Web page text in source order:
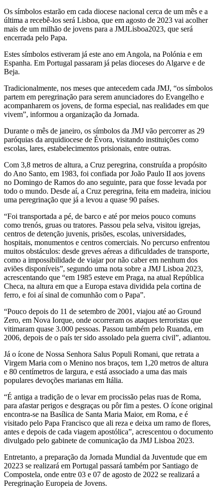
Os símbolos estarão em cada diocese nacional cerca de um mês e a
última a recebê-los será Lisboa, que em agosto de 2023 vai acolher
mais de um milhão de jovens para a JMJLisboa2023, que será
encerrada pelo Papa.
Estes símbolos estiveram já este ano em Angola, na Polónia e em
Espanha. Em Portugal passaram já pelas dioceses do Algarve e de
Beja.
Tradicionalmente, nos meses que antecedem cada JMJ, “os símbolos
partem em peregrinação para serem anunciadores do Evangelho e
acompanharem os jovens, de forma especial, nas realidades em que
vivem”, informou a organização da Jornada.
Durante o mês de janeiro, os símbolos da JMJ vão percorrer as 29
paróquias da arquidiocese de Évora, visitando instituições como
escolas, lares, estabelecimentos prisionais, entre outras.
Com 3,8 metros de altura, a Cruz peregrina, construída a propósito
do Ano Santo, em 1983, foi confiada por João Paulo II aos jovens
no Domingo de Ramos do ano seguinte, para que fosse levada por
todo o mundo. Desde aí, a Cruz peregrina, feita em madeira, iniciou
uma peregrinação que já a levou a quase 90 países.
“Foi transportada a pé, de barco e até por meios pouco comuns
como trenós, gruas ou tratores. Passou pela selva, visitou igrejas,
centros de detenção juvenis, prisões, escolas, universidades,
hospitais, monumentos e centros comerciais. No percurso enfrentou
muitos obstáculos: desde greves aéreas a dificuldades de transporte,
como a impossibilidade de viajar por não caber em nenhum dos
aviões disponíveis”, segundo uma nota sobre a JMJ Lisboa 2023,
acrescentando que “em 1985 esteve em Praga, na atual República
Checa, na altura em que a Europa estava dividida pela cortina de
ferro, e foi aí sinal de comunhão com o Papa”.
“Pouco depois do 11 de setembro de 2001, viajou até ao Ground
Zero, em Nova Iorque, onde ocorreram os ataques terroristas que
vitimaram quase 3.000 pessoas. Passou também pelo Ruanda, em
2006, depois de o país ter sido assolado pela guerra civil”, adiantou.
Já o ícone de Nossa Senhora Salus Populi Romani, que retrata a
Virgem Maria com o Menino nos braços, tem 1,20 metros de altura
e 80 centímetros de largura, e está associado a uma das mais
populares devoções marianas em Itália.
“É antiga a tradição de o levar em procissão pelas ruas de Roma,
para afastar perigos e desgraças ou pôr fim a pestes. O ícone original
encontra-se na Basílica de Santa Maria Maior, em Roma, e é
visitado pelo Papa Francisco que ali reza e deixa um ramo de flores,
antes e depois de cada viagem apostólica”, acrescentou o documento
divulgado pelo gabinete de comunicação da JMJ Lisboa 2023.
Entretanto, a preparação da Jornada Mundial da Juventude que em
20223 se realizará em Portugal passará também por Santiago de
Compostela, onde entre 03 e 07 de agosto de 2022 se realizará a
Peregrinação Europeia de Jovens.